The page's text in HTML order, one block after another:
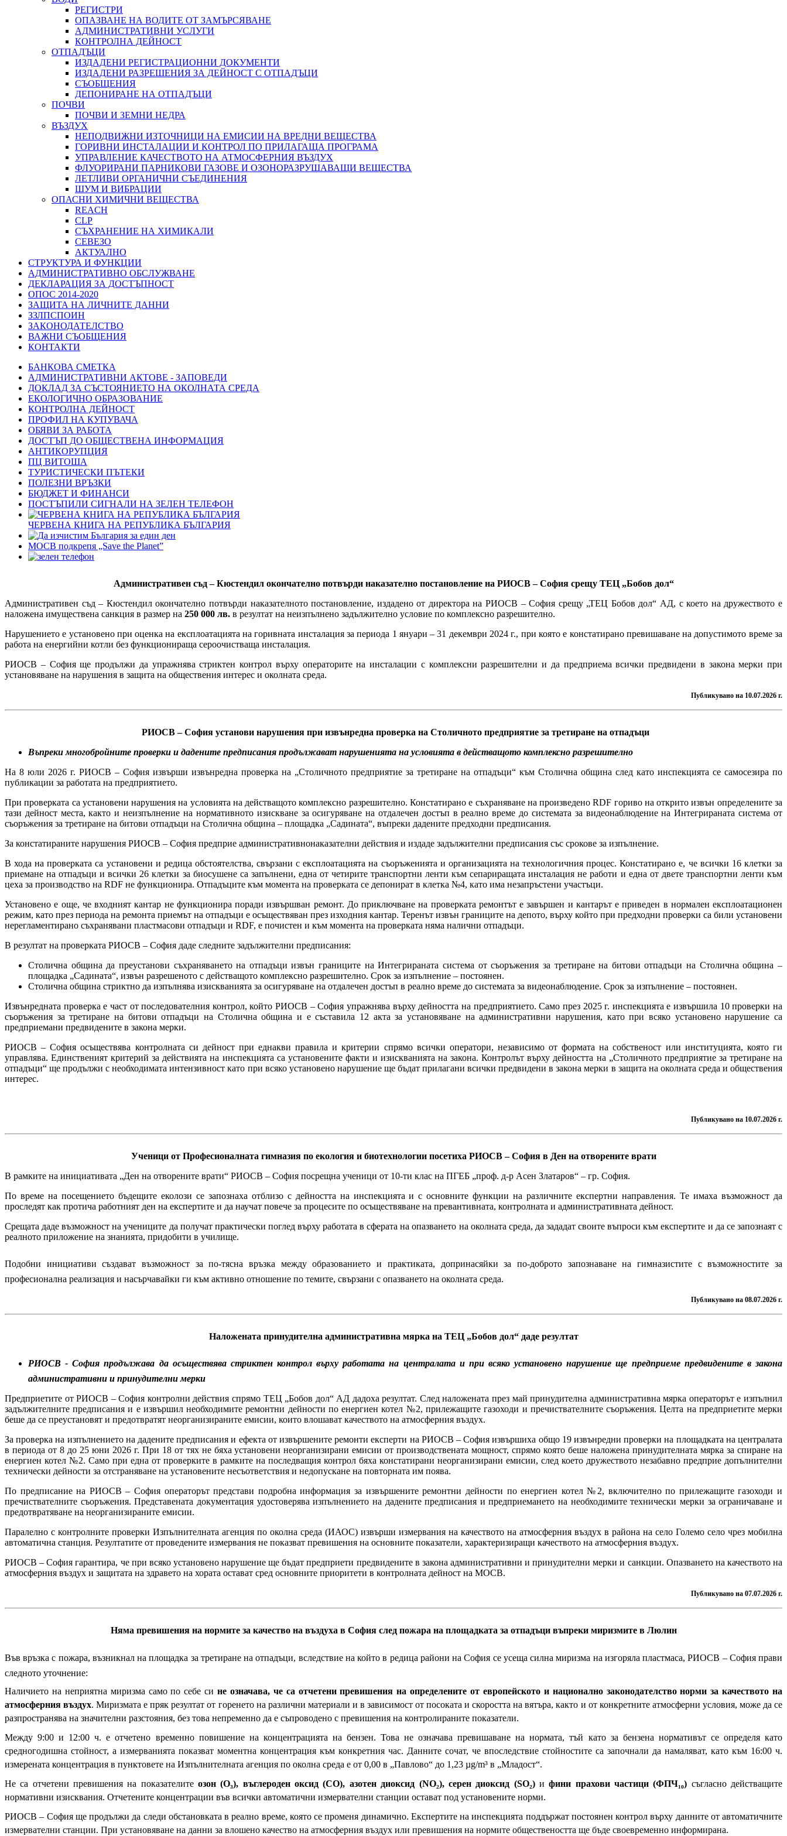
РЕГИСТРИ
ОПАЗВАНЕ НА ВОДИТЕ ОТ ЗАМЪРСЯВАНЕ
АДМИНИСТРАТИВНИ УСЛУГИ
КОНТРОЛНА ДЕЙНОСТ
ОТПАДЪЦИ
ИЗДАДЕНИ РЕГИСТРАЦИОННИ ДОКУМЕНТИ
ИЗДАДЕНИ РАЗРЕШЕНИЯ ЗА ДЕЙНОСТ С ОТПАДЪЦИ
СЪОБЩЕНИЯ
ДЕПОНИРАНЕ НА ОТПАДЪЦИ
ПОЧВИ
ПОЧВИ И ЗЕМНИ НЕДРА
ВЪЗДУХ
НЕПОДВИЖНИ ИЗТОЧНИЦИ НА ЕМИСИИ НА ВРЕДНИ ВЕЩЕСТВА
ГОРИВНИ ИНСТАЛАЦИИ И КОНТРОЛ ПО ПРИЛАГАЩА ПРОГРАМА
УПРАВЛЕНИЕ КАЧЕСТВОТО НА АТМОСФЕРНИЯ ВЪЗДУХ
ФЛУОРИРАНИ ПАРНИКОВИ ГАЗОВЕ И ОЗОНОРАЗРУШАВАЩИ ВЕЩЕСТВА
ЛЕТЛИВИ ОРГАНИЧНИ СЪЕДИНЕНИЯ
ШУМ И ВИБРАЦИИ
ОПАСНИ ХИМИЧНИ ВЕЩЕСТВА
REACH
CLP
СЪХРАНЕНИЕ НА ХИМИКАЛИ
СЕВЕЗО
АКТУАЛНО
СТРУКТУРА И ФУНКЦИИ
АДМИНИСТРАТИВНО ОБСЛУЖВАНЕ
ДЕКЛАРАЦИЯ ЗА ДОСТЪПНОСТ
ОПОС 2014-2020
ЗАЩИТА НА ЛИЧНИТЕ ДАННИ
ЗЗЛПСПОИН
ЗАКОНОДАТЕЛСТВО
ВАЖНИ СЪОБЩЕНИЯ
КОНТАКТИ
БАНКОВА СМЕТКА
АДМИНИСТРАТИВНИ АКТОВЕ - ЗАПОВЕДИ
ДОКЛАД ЗА СЪСТОЯНИЕТО НА ОКОЛНАТА СРЕДА
ЕКОЛОГИЧНО ОБРАЗОВАНИЕ
КОНТРОЛНА ДЕЙНОСТ
ПРОФИЛ НА КУПУВАЧА
ОБЯВИ ЗА РАБОТА
ДОСТЪП ДО ОБЩЕСТВЕНА ИНФОРМАЦИЯ
АНТИКОРУПЦИЯ
ПЦ ВИТОША
ТУРИСТИЧЕСКИ ПЪТЕКИ
ПОЛЕЗНИ ВРЪЗКИ
БЮДЖЕТ И ФИНАНСИ
ПОСТЪПИЛИ СИГНАЛИ НА ЗЕЛЕН ТЕЛЕФОН
ЧЕРВЕНА КНИГА НА РЕПУБЛИКА БЪЛГАРИЯ
МОСВ подкрепя „Save the Planet”
Административен съд – Кюстендил окончателно потвърди наказателно постановление на РИОСВ – София срещу ТЕЦ „Бобов дол“
Административен съд – Кюстендил окончателно потвърди наказателното постановление, издадено от директора на РИОСВ – София срещу „ТЕЦ Бобов дол“ АД, с което на дружеството е
наложена имуществена санкция в размер на 250 000 лв. в резултат на неизпълнено задължително условие по комплексно разрешително.
Нарушението е установено при оценка на експлоатацията на горивната инсталация за периода 1 януари – 31 декември 2024 г., при която е констатирано превишаване на допустимото време за
работа на енергийни котли без функционираща сероочистваща инсталация.
РИОСВ – София ще продължи да упражнява стриктен контрол върху операторите на инсталации с комплексни разрешителни и да предприема всички предвидени в закона мерки при
установяване на нарушения в защита на обществения интерес и околната среда.
Публикувано на 10.07.2026 г.
РИОСВ – София установи нарушения при извънредна проверка на Столичното предприятие за третиране на отпадъци
Въпреки многобройните проверки и дадените предписания продължават нарушенията на условията в действащото комплексно разрешително
На 8 юли 2026 г. РИОСВ – София извърши извънредна проверка на „Столичното предприятие за третиране на отпадъци“ към Столична община след като инспекцията се самосезира по
публикации за работата на предприятието.
При проверката са установени нарушения на условията на действащото комплексно разрешително. Констатирано е съхраняване на произведено RDF гориво на открито извън определените за
тази дейност места, както и неизпълнение на нормативното изискване за осигуряване на отдалечен достъп в реално време до системата за видеонаблюдение на Интегрираната система от
съоръжения за третиране на битови отпадъци на Столична община – площадка „Садината“, въпреки дадените предходни предписания.
За констатираните нарушения РИОСВ – София предприе административнонаказателни действия и издаде задължителни предписания със срокове за изпълнение.
В хода на проверката са установени и редица обстоятелства, свързани с експлоатацията на съоръженията и организацията на технологичния процес. Констатирано е, че всички 16 клетки за
приемане на отпадъци и всички 26 клетки за биосушене са запълнени, една от четирите транспортни ленти към сепариращата инсталация не работи и една от двете транспортни ленти към
цеха за производство на RDF не функционира. Отпадъците към момента на проверката се депонират в клетка №4, като има незапръстени участъци.
Установено е още, че входният кантар не функционира поради извършван ремонт. До приключване на проверката ремонтът е завършен и кантарът е приведен в нормален експлоатационен
режим, като през периода на ремонта приемът на отпадъци е осъществяван през изходния кантар. Теренът извън границите на депото, върху който при предходни проверки са били установени
нерегламентирано съхранявани пластмасови отпадъци и RDF, е почистен и към момента на проверката няма налични отпадъци.
В резултат на проверката РИОСВ – София даде следните задължителни предписания:
Столична община да преустанови съхраняването на отпадъци извън границите на Интегрираната система от съоръжения за третиране на битови отпадъци на Столична община –
площадка „Садината“, извън разрешеното с действащото комплексно разрешително. Срок за изпълнение – постоянен.
Столична община стриктно да изпълнява изискванията за осигуряване на отдалечен достъп в реално време до системата за видеонаблюдение. Срок за изпълнение – постоянен.
Извънредната проверка е част от последователния контрол, който РИОСВ – София упражнява върху дейността на предприятието. Само през 2025 г. инспекцията е извършила 10 проверки на
съоръжения за третиране на битови отпадъци на Столична община и е съставила 12 акта за установяване на административни нарушения, като при всяко установено нарушение са
предприемани предвидените в закона мерки.
РИОСВ – София осъществява контролната си дейност при еднакви правила и критерии спрямо всички оператори, независимо от формата на собственост или институцията, която ги
управлява. Единственият критерий за действията на инспекцията са установените факти и изискванията на закона. Контролът върху дейността на „Столичното предприятие за третиране на
отпадъци“ ще продължи с необходимата интензивност като при всяко установено нарушение ще бъдат прилагани всички предвидени в закона мерки в защита на околната среда и обществения
интерес.
Публикувано на 10.07.2026 г.
Ученици от Професионалната гимназия по екология и биотехнологии посетиха РИОСВ – София в Ден на отворените врати
В рамките на инициативата „Ден на отворените врати“ РИОСВ – София посрещна ученици от 10-ти клас на ПГЕБ „проф. д-р Асен Златаров“ – гр. София.
По време на посещението бъдещите еколози се запознаха отблизо с дейността на инспекцията и с основните функции на различните експертни направления. Те имаха възможност да
проследят как протича работният ден на експертите и да научат повече за процесите по осъществяване на превантивната, контролната и административната дейност.
Срещата даде възможност на учениците да получат практически поглед върху работата в сферата на опазването на околната среда, да зададат своите въпроси към експертите и да се запознаят с
реалното приложение на знанията, придобити в училище.
Подобни инициативи създават възможност за по-тясна връзка между образованието и практиката, допринасяйки за по-доброто запознаване на гимназистите с възможностите за
професионална реализация и насърчавайки ги към активно отношение по темите, свързани с опазването на околната среда.
Публикувано на 08.07.2026 г.
Наложената принудителна административна мярка на ТЕЦ „Бобов дол“ даде резултат
РИОСВ - София продължава да осъществява стриктен контрол върху работата на централата и при всяко установено нарушение ще предприеме предвидените в закона
административни и принудителни мерки
Предприетите от РИОСВ – София контролни действия спрямо ТЕЦ „Бобов дол“ АД дадоха резултат. След наложената през май принудителна административна мярка операторът е изпълнил
задължителните предписания и е извършил необходимите ремонтни дейности по енергиен котел №2, прилежащите газоходи и пречиствателните съоръжения. Целта на предприетите мерки
беше да се преустановят и предотвратят неорганизираните емисии, които влошават качеството на атмосферния въздух.
За проверка на изпълнението на дадените предписания и ефекта от извършените ремонти експерти на РИОСВ – София извършиха общо 19 извънредни проверки на площадката на централата
в периода от 8 до 25 юни 2026 г. При 18 от тях не бяха установени неорганизирани емисии от производствената мощност, спрямо която беше наложена принудителната мярка за спиране на
енергиен котел №2. Само при една от проверките в рамките на последващия контрол бяха констатирани неорганизирани емисии, след което дружеството незабавно предприе допълнителни
технически дейности за отстраняване на установените несъответствия и недопускане на повторната им поява.
По предписание на РИОСВ – София операторът представи подробна информация за извършените ремонтни дейности по енергиен котел №2, включително по прилежащите газоходи и
пречиствателните съоръжения. Представената документация удостоверява изпълнението на дадените предписания и предприемането на необходимите технически мерки за ограничаване и
предотвратяване на неорганизираните емисии.
Паралелно с контролните проверки Изпълнителната агенция по околна среда (ИАОС) извърши измервания на качеството на атмосферния въздух в района на село Големо село чрез мобилна
автоматична станция. Резултатите от проведените измервания не показват превишения на основните показатели, характеризиращи качеството на атмосферния въздух.
РИОСВ – София гарантира, че при всяко установено нарушение ще бъдат предприети предвидените в закона административни и принудителни мерки и санкции. Опазването на качеството на
атмосферния въздух и защитата на здравето на хората остават сред основните приоритети в контролната дейност на МОСВ.
Публикувано на 07.07.2026 г.
Няма превишения на нормите за качество на въздуха в София след пожара на площадката за отпадъци въпреки миризмите в Люлин
Във връзка с пожара, възникнал на площадка за третиране на отпадъци, вследствие на който в редица райони на София се усеща силна миризма на изгоряла пластмаса, РИОСВ – София прави
следното уточнение:
Наличието на неприятна миризма само по себе си не означава, че са отчетени превишения на определените от европейското и национално законодателство норми за качеството на
атмосферния въздух. Миризмата е пряк резултат от горенето на различни материали и в зависимост от посоката и скоростта на вятъра, както и от конкретните атмосферни условия, може да се
разпространява на значителни разстояния, без това непременно да е съпроводено с превишения на контролираните показатели.
Между 9:00 и 12:00 ч. е отчетено временно повишение на концентрацията на бензен. Това не означава превишаване на нормата, тъй като за бензена нормативът се определя като
средногодишна стойност, а измерванията показват моментна концентрация към конкретния час. Данните сочат, че впоследствие стойностите са започнали да намаляват, като към 16:00 ч.
измерената концентрация в пунктовете на Изпълнителната агенция по околна среда е от 0,00 в „Павлово“ до 1,23 µg/m³ в „Младост“.
Не са отчетени превишения на показателитеозон (O₃), въглероден оксид (CO), азотен диоксид (NO₂), серен диоксид (SO₂)ифини прахови частици (ФПЧ₁₀) съгласно действащите
нормативни изисквания. Отчетените концентрации във всички автоматични измервателни станции остават под установените норми.
РИОСВ – София ще продължи да следи обстановката в реално време, която се променя динамично. Експертите на инспекцията поддържат постоянен контрол върху данните от автоматичните
измервателни станции. При установяване на данни за влошено качество на атмосферния въздух или превишения на нормите обществеността ще бъде своевременно информирана.